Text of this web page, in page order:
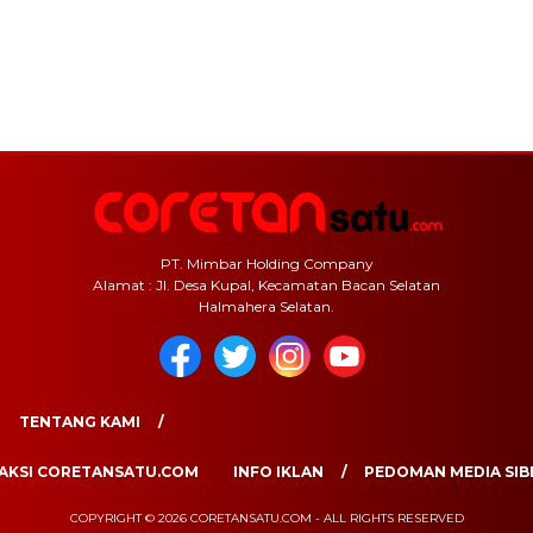
PT. Mimbar Holding Company
Alamat : Jl. Desa Kupal, Kecamatan Bacan Selatan
Halmahera Selatan.
TENTANG KAMI
CORETANSATU.COM INFO IKLAN PEDOMAN MEDIA
COPYRIGHT © 2026 CORETANSATU.COM - ALL RIGHTS RESERVED